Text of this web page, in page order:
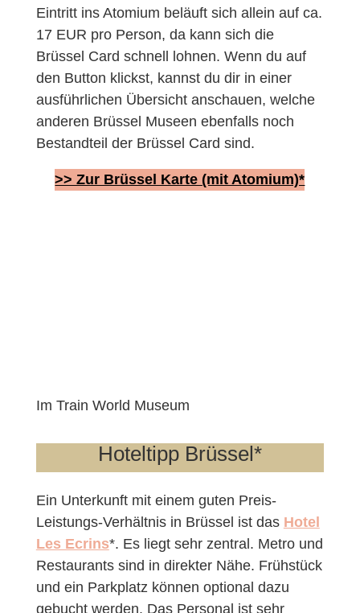
Eintritt ins Atomium beläuft sich allein auf ca.
17 EUR pro Person, da kann sich die
Brüssel Card schnell lohnen. Wenn du auf
den Button klickst, kannst du dir in einer
ausführlichen Übersicht anschauen, welche
anderen Brüssel Museen ebenfalls noch
Bestandteil der Brüssel Card sind.
>> Zur Brüssel Karte (mit Atomium)*
Im Train World Museum
Hoteltipp Brüssel*
Ein Unterkunft mit einem guten Preis-
Leistungs-Verhältnis in Brüssel ist das Hotel
Les Ecrins*. Es liegt sehr zentral. Metro und
Restaurants sind in direkter Nähe. Frühstück
und ein Parkplatz können optional dazu
gebucht werden. Das Personal ist sehr